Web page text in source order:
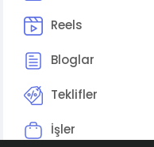
Reels
Bloglar
Teklifler
İşler